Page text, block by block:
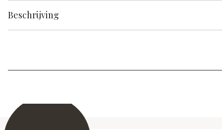
Beschrijving